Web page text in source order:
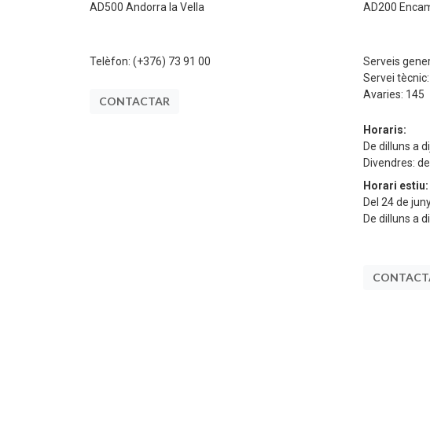
AD500 Andorra la Vella
Telèfon: (+376) 73 91 00
CONTACTAR
AD200
Serveis
Servei
Avaries: 145
Horaris:
De dilluns a
Divendres:
Horari estiu:
Del 24 de
De dilluns a